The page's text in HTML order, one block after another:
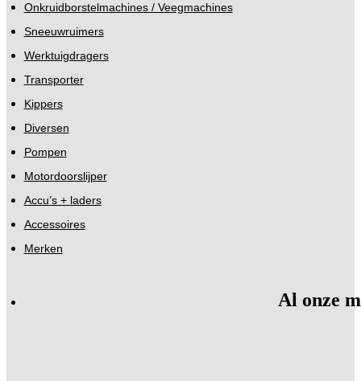
Onkruidborstelmachines / Veegmachines
Sneeuwruimers
Werktuigdragers
Transporter
Kippers
Diversen
Pompen
Motordoorslijper
Accu’s + laders
Accessoires
Merken
Al onze